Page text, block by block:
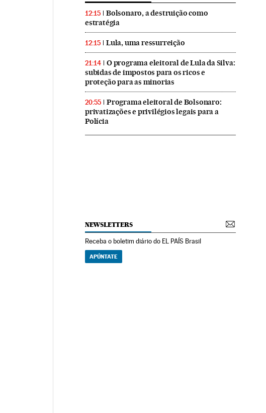
12:15
Bolsonaro, a destruição como
estratégia
12:15 Lula, uma ressurreição
21:14
O programa eleitoral de Lula da Silva:
subidas de impostos para os ricos e
proteção para as minorias
20:55
Programa eleitoral de Bolsonaro:
privatizações e privilégios legais para a
Polícia
NEWSLETTERS
Receba o boletim diário do EL PAÍS Brasil
APÚNTATE